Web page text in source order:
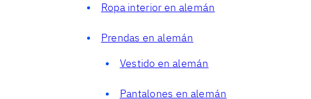
Ropa interior en alemán
Prendas en alemán
Vestido en alemán
Pantalones en alemán